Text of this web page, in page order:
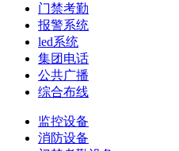
门禁考勤
报警系统
led系统
集团电话
公共广播
综合布线
监控设备
消防设备